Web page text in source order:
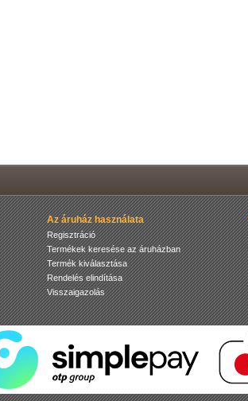
Az áruház használata
Regisztráció
Termékek keresése az áruházban
Termék kiválasztása
Rendelés elindítása
Visszaigazolás